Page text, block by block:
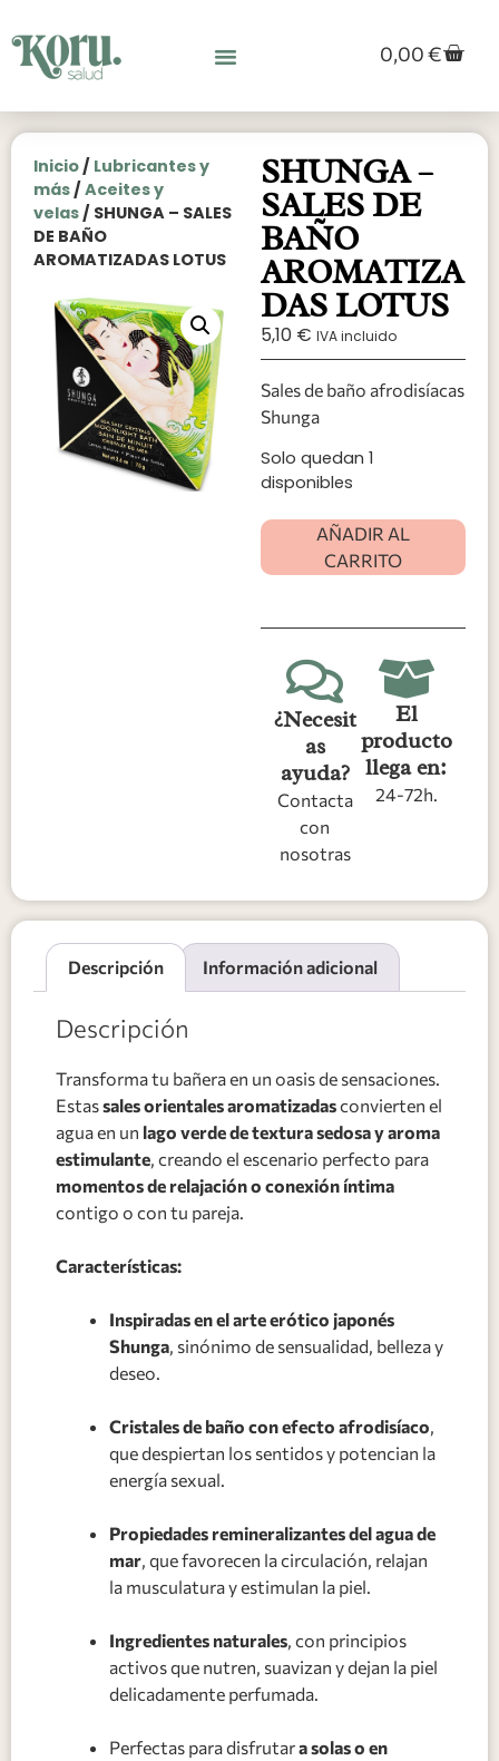
0,00€
Inicio / Lubricantes y
más /Aceites y
velas / SHUNGA – SALES
DE BAÑO
AROMATIZADAS LOTUS
SHUNGA –
SALES DE
BAÑO
AROMATIZA
DAS LOTUS
5,10 € IVA incluido
Sales de baño afrodisíacas
Shunga
Solo quedan 1
disponibles
AÑADIR AL
CARRITO
¿Necesit
as
ayuda?
Contacta
con
nosotras
El
producto
llega en:
24-72h.
Descripción Información adicional
Descripción
Transforma tu bañera en un oasis de sensaciones.
Estassales orientales aromatizadasconvierten el
agua en un lago verde de textura sedosa y aroma
estimulante , creando el escenario perfecto para
momentos de relajación o conexión íntima
contigo o con tu pareja.
Características:
Inspiradas en el arte erótico japonés
Shunga , sinónimo de sensualidad, belleza y
deseo.
Cristales de baño con efecto afrodisíaco
que despiertan los sentidos y potencian la
energía sexual.
Propiedades remineralizantes del agua de
mar , que favorecen la circulación, relajan
la musculatura y estimulan la piel.
Ingredientes naturales , con principios
activos que nutren, suavizan y dejan la piel
delicadamente perfumada.
Perfectas para disfrutara solas o en